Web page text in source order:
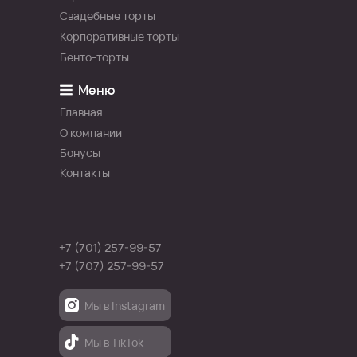
Мы в Instagram
Мы в TikTok
Меню
Мы в Instagram
Мы в TikTok
+7 (701) 257-99-57
+7 (707) 257-99-57
Главная
О компании
Бонусы
Контакты
Свадебные торты
Корпоративные торты
Бенто-торты